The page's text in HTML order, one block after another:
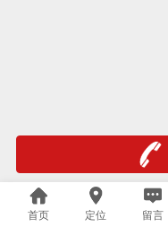
首页 定位 留言